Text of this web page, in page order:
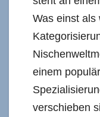
Was einst als
einem
verschieben